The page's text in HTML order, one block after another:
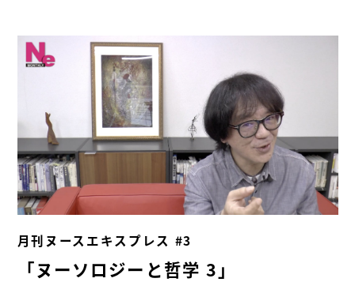
月刊ヌースエキスプレス #3
「ヌーソロジーと哲学 3」